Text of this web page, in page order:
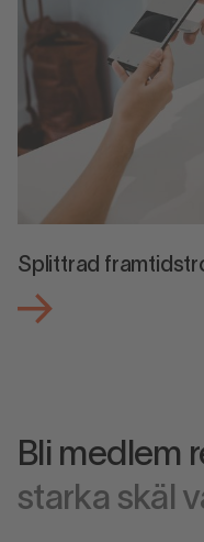
Splittrad
Bli medlem
starka skäl